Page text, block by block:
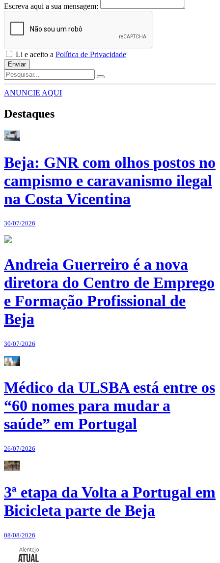
Escreva aqui a sua mensagem:
Li e aceito a Política de Privacidade
Enviar
ANUNCIE AQUI
Destaques
Beja: GNR com olhos postos no
campismo e caravanismo ilegal
na Costa Vicentina
30/07/2026
Andreia Guerreiro é a nova
diretora do Centro de Emprego
e Formação Profissional de
Beja
30/07/2026
Médico da ULSBA está entre os
“60 nomes para mudar a
saúde” em Portugal
26/07/2026
3ª etapa da Volta a Portugal em
Bicicleta parte de Beja
08/08/2026